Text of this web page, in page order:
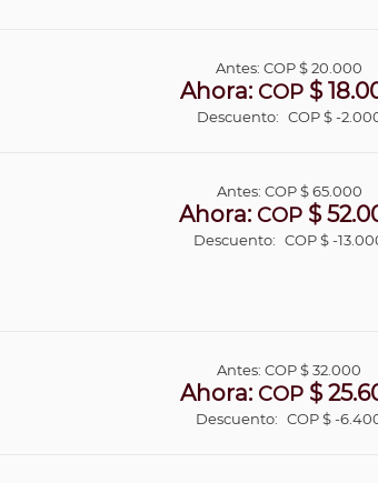
Antes:COP$ 20.000
Ahora: COP $
Descuento: COP $ -
Antes: COP$ 65.000
Ahora: COP $
Descuento: COP $ -
Antes:COP$ 32.000
Ahora: COP$
Descuento: COP $ -